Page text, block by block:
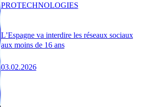
L’Espagne va interdire les réseaux sociaux
aux moins de 16 ans
03.02.2026
PROTECHNOLOGIES